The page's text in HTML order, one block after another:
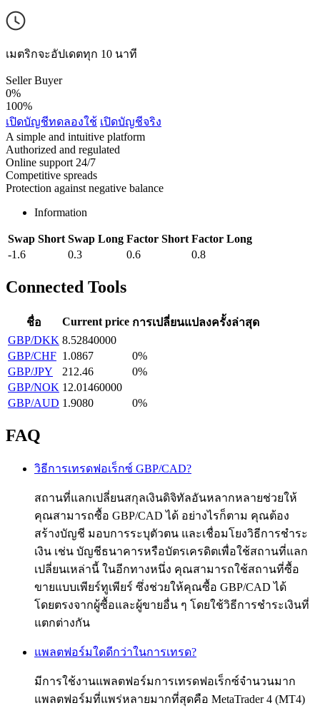
เมตริกจะอัปเดตทุก 10 นาที
Seller Buyer
0%
100%
เปิดบัญชีทดลองใช้ เปิดบัญชีจริง
A simple and intuitive platform
Authorized and regulated
Online support 24/7
Competitive spreads
Protection against negative balance
Information
Swap Short Swap Long Factor Short Factor Long
-1.6
0.3 0.6 0.8
Connected Tools
ชื่อ Current price การเปลี่ยนแปลงครั้งล่าสุด
GBP/DKK 8.52840000
GBP/CHF 1.0867
0%
GBP/JPY
212.46
0%
GBP/NOK 12.01460000
GBP/AUD 1.9080 0%
FAQ
วิธีการเทรดฟอเร็กซ์ GBP/CAD?
สถานที่แลกเปลี่ยนสกุลเงินดิจิทัลอันหลากหลายช่วยให้
คุณสามารถซื้อ GBP/CAD ได้ อย่างไรก็ตาม คุณต้อง
สร้างบัญชี มอบการระบุตัวตน และเชื่อมโยงวิธีการชำระ
เงิน เช่น บัญชีธนาคารหรือบัตรเครดิตเพื่อใช้สถานที่แลก
เปลี่ยนเหล่านี้ ในอีกทางหนึ่ง คุณสามารถใช้สถานที่ซื้อ
ขายแบบเพียร์ทูเพียร์ ซึ่งช่วยให้คุณซื้อ GBP/CAD ได้
โดยตรงจากผู้ซื้อและผู้ขายอื่น ๆ โดยใช้วิธีการชำระเงินที่
แตกต่างกัน
แพลตฟอร์มใดดีกว่าในการเทรด?
มีการใช้งานแพลตฟอร์มการเทรดฟอเร็กซ์จำนวนมาก
แพลตฟอร์มที่แพร่หลายมากที่สุดคือ MetaTrader 4 (MT4)